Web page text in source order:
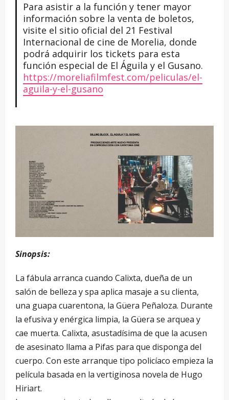
Para asistir a la función y tener mayor
información sobre la venta de boletos,
visite el sitio oficial del 21 Festival
Internacional de cine de Morelia, donde
podrá adquirir los tickets para esta
función especial de El Águila y el Gusano.
https://moreliafilmfest.com/peliculas/el-
aguila-y-el-gusano
Sinopsis:
La fábula arranca cuando Calixta, dueña de un
salón de belleza y spa aplica masaje a su clienta,
una guapa cuarentona, la Güera Peñaloza. Durante
la efusiva y enérgica limpia, la Güera se arquea y
cae muerta. Calixta, asustadísima de que la acusen
de asesinato llama a Pifas para que disponga del
cuerpo. Con este arranque tipo policíaco empieza la
película basada en la vertiginosa novela de Hugo
Hiriart.